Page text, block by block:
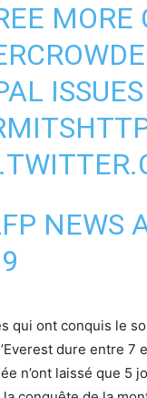
MORE
NEWS
qui ont conquis le
dure entre 7
n’ont laissé que 5